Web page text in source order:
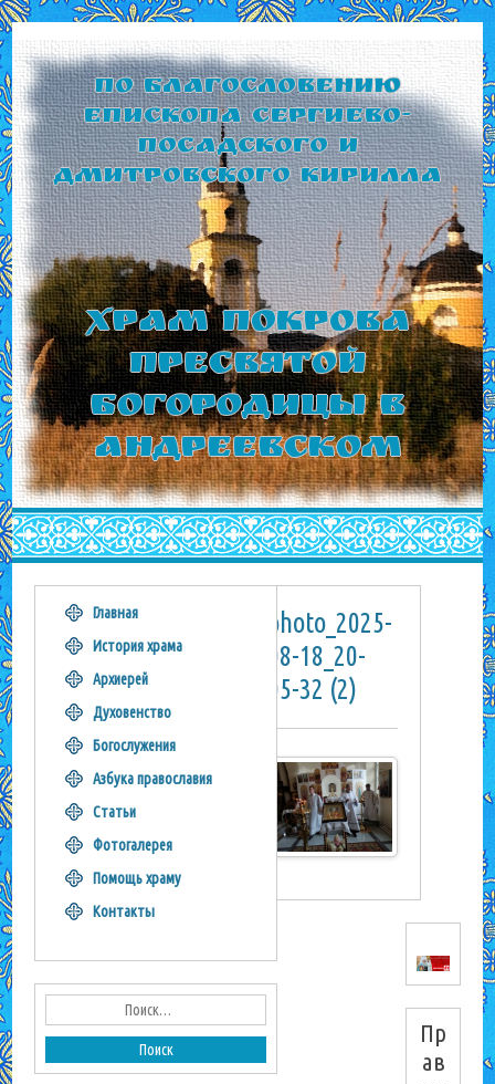
По благословению
Епископа Сергиево-
Посадского и
Дмитровского Кирилла
Храм Покрова
Пресвятой
Богородицы в
Андреевском
photo_2025-
08-18_20-
05-32 (2)
Пр
ав
Главная
История храма
Архиерей
Духовенство
Богослужения
Азбука православия
Статьи
Фотогалерея
Помощь храму
Контакты